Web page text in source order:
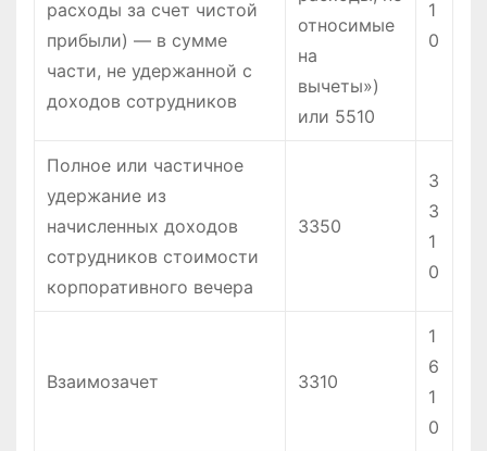
расходы за счет чистой
прибыли) — в сумме
части, не удержанной с
доходов сотрудников
относимые
на
вычеты»)
или 5510
1
0
Полное или частичное
удержание из
начисленных доходов
сотрудников стоимости
корпоративного вечера
3350
3
3
1
0
Взаимозачет 3310
1
6
1
0